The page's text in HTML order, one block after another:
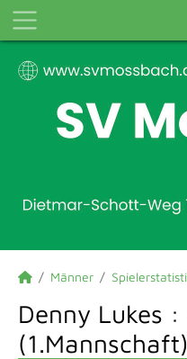
Männer
Denny Lukes
(1.Mannschaft)